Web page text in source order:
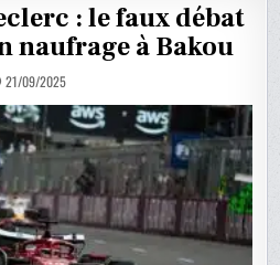
: le faux débat
naufrage à Bakou
21/09/2025